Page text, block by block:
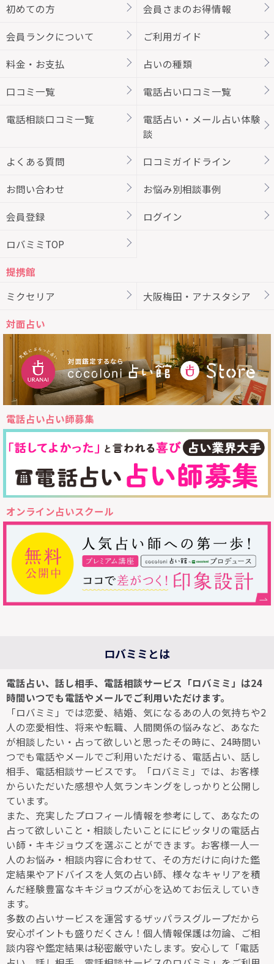
初めての方
会員さまのお得情報
会員ランクについて ご利用ガイド
料金・お支払 占いの種類
口コミ一覧 電話占い口コミ一覧
電話相談口コミ一覧
電話占い・メール占い体験
談
よくある質問 口コミガイドライン
お問い合わせ お悩み別相談事例
会員登録 ログイン
ロバミミTOP
提携館
ミクセリア
大阪梅田・アナスタシア
対面占い
電話占い占い師募集
オンライン占いスクール
ロバミミとは
電話占い、話し相手、電話相談サービス「ロバミミ」は24
時間いつでも電話やメールでご利用いただけます。
「ロバミミ」では恋愛、結婚、気になるあの人の気持ちや2
人の恋愛相性、将来や転職、人間関係の悩みなど、あなた
が相談したい・占って欲しいと思ったその時に、24時間い
つでも電話やメールでご利用いただける、電話占い、話し
相手、電話相談サービスです。「ロバミミ」では、お客様
からいただいた感想や人気ランキングをしっかりと公開し
ています。
また、充実したプロフィール情報を参考にして、あなたの
占って欲しいこと・相談したいことににピッタリの電話占
い師・キキジョウズを選ぶことができます。お客様一人一
人のお悩み・相談内容に合わせて、その方だけに向けた鑑
定結果やアドバイスを人気の占い師、様々なキャリアを積
んだ経験豊富なキキジョウズが心を込めてお伝えしていき
ます。
多数の占いサービスを運営するザッパラスグループだから
安心ポイントも盛りだくさん！個人情報保護は勿論、ご相
談内容や鑑定結果は秘密厳守いたします。安心して「電話